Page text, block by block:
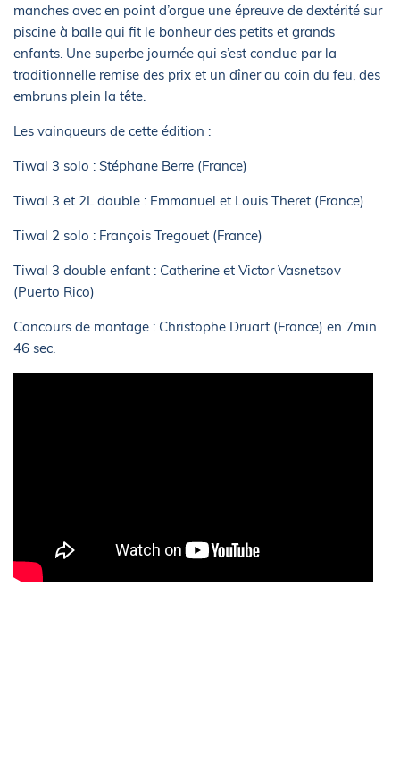
manches avec en point d’orgue une épreuve de dextérité sur
piscine à balle qui fit le bonheur des petits et grands
enfants. Une superbe journée qui s’est conclue par la
traditionnelle remise des prix et un dîner au coin du feu, des
embruns plein la tête.
Les vainqueurs de cette édition :
Tiwal 3 solo : Stéphane Berre (France)
Tiwal 3 et 2L double : Emmanuel et Louis Theret (France)
Tiwal 2 solo : François Tregouet (France)
Tiwal 3 double enfant : Catherine et Victor Vasnetsov
(Puerto Rico)
Concours de montage : Christophe Druart (France) en 7min
46 sec.